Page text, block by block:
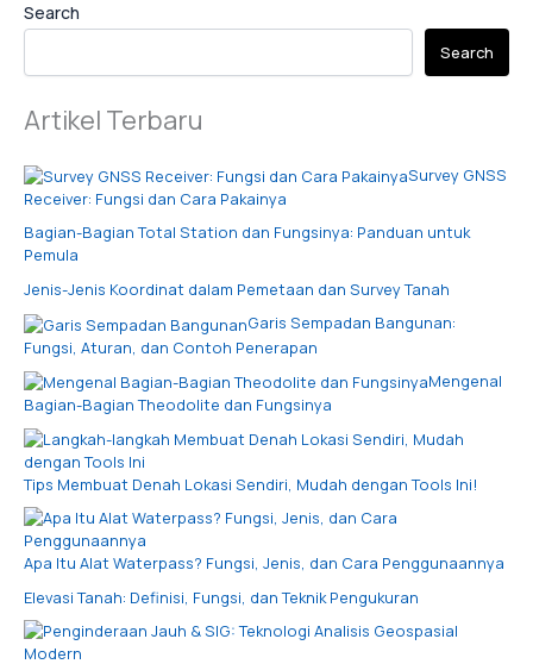
Search
Search
Artikel Terbaru
Survey GNSS
Receiver: Fungsi dan Cara Pakainya
Bagian-Bagian Total Station dan Fungsinya: Panduan untuk
Pemula
Jenis-Jenis Koordinat dalam Pemetaan dan Survey Tanah
Garis Sempadan Bangunan:
Fungsi, Aturan, dan Contoh Penerapan
Mengenal
Bagian-Bagian Theodolite dan Fungsinya
Tips Membuat Denah Lokasi Sendiri, Mudah dengan Tools Ini!
Apa Itu Alat Waterpass? Fungsi, Jenis, dan Cara Penggunaannya
Elevasi Tanah: Definisi, Fungsi, dan Teknik Pengukuran